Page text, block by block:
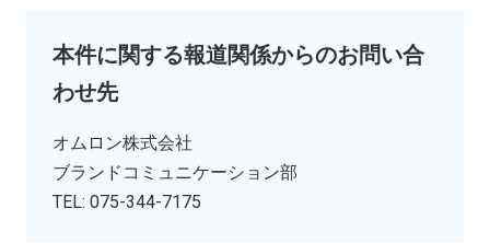
本件に関する報道関係からのお問い合
わせ先
オムロン株式会社
ブランドコミュニケーション部
TEL: 075-344-7175